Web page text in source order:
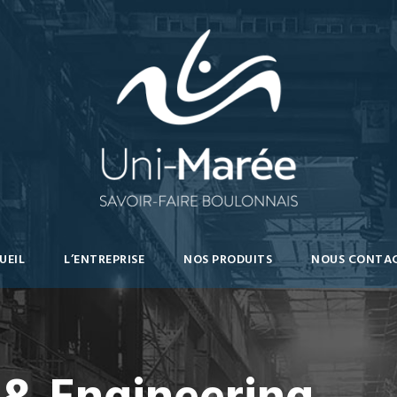
L’ENTREPRISE NOS PRODUITS NOUS